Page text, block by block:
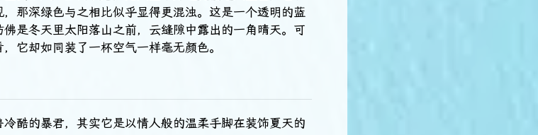
那深绿色与之相比似乎显得更混浊。这是一个透明的蓝
是冬天里太阳落山之前，云缝隙中露出的一角晴天。可
它却如同装了一杯空气一样毫无颜色。
酷的暴君，其实它是以情人般的温柔手脚在装饰夏天的